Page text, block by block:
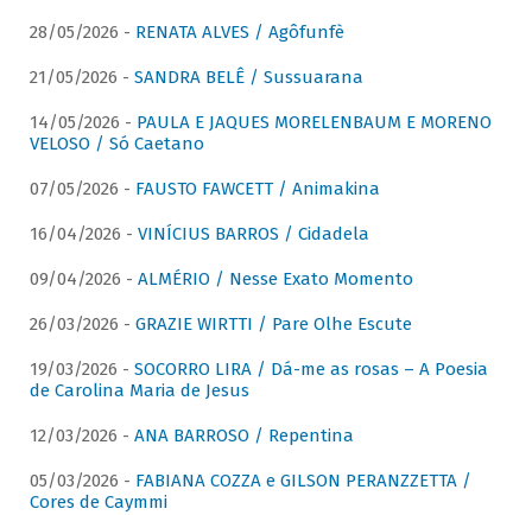
28/05/2026 - RENATA ALVES / Agôfunfè
21/05/2026 - SANDRA BELÊ / Sussuarana
14/05/2026 - PAULA E JAQUES MORELENBAUM E MORENO
VELOSO / Só Caetano
07/05/2026 - FAUSTO FAWCETT / Animakina
16/04/2026 - VINÍCIUS BARROS / Cidadela
09/04/2026 - ALMÉRIO / Nesse Exato Momento
26/03/2026 - GRAZIE WIRTTI / Pare Olhe Escute
19/03/2026 - SOCORRO LIRA / Dá-me as rosas – A Poesia
de Carolina Maria de Jesus
12/03/2026 - ANA BARROSO / Repentina
05/03/2026 - FABIANA COZZA e GILSON PERANZZETTA /
Cores de Caymmi